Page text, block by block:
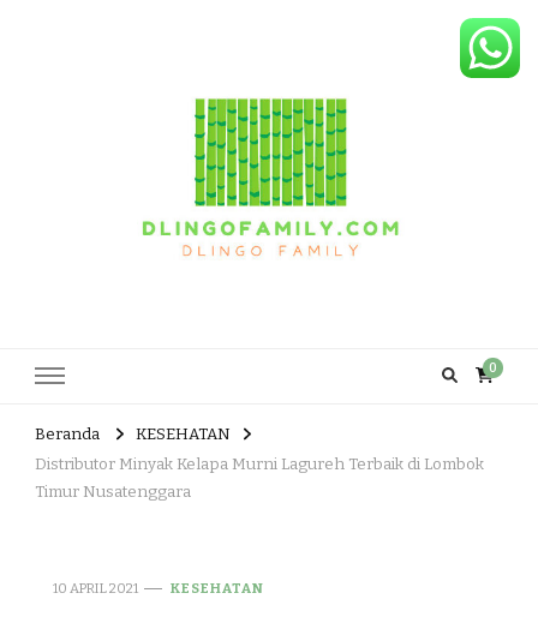
0
Beranda
KESEHATAN
Distributor Minyak Kelapa Murni Lagureh Terbaik di Lombok
Timur Nusatenggara
10 APRIL 2021 KESEHATAN